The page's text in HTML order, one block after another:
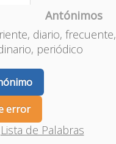
Antónimos
diario, frecuente,
periódico
error
Lista de Palabras